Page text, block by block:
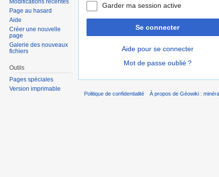
Garder ma session active
Se connecter
Aide pour se connecter
Mot de passe oublié ?
Page au hasard
Aide
Créer une nouvelle
page
Galerie des nouveaux
fichiers
Outils
Pages spéciales
Version imprimable
Politique de confidentialité À propos de Géowiki :